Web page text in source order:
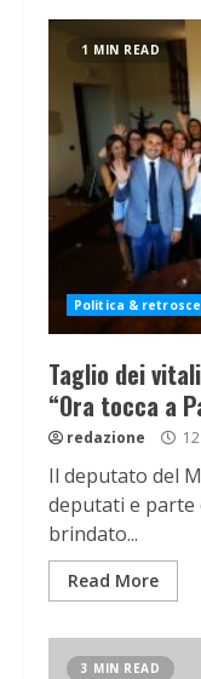
1 MIN READ
Politica &
Taglio dei
“Ora tocca a
redazione
Il deputato del
deputati e parte
brindato...
Read More
3 MIN READ